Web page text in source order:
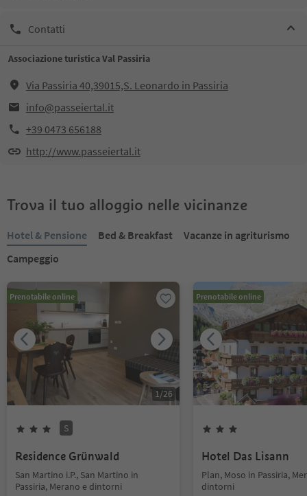
Contatti
Associazione turistica Val Passiria
Via Passiria 40,39015,S. Leonardo in Passiria
info@passeiertal.it
+39 0473 656188
http://www.passeiertal.it
Trova il tuo alloggio nelle vicinanze
Hotel & Pensione Bed & Breakfast
Vacanze in agriturismo
Campeggio
Prenotabile online
1/26
S
Residence Grünwald
San Martino i.P., San Martino in
Passiria, Merano e dintorni
Prenotabile online
Hotel Das Lisann
Plan, Moso in Passiria,
dintorni